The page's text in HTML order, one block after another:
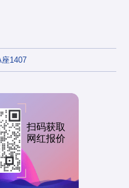
1407
扫码获取
网红报价